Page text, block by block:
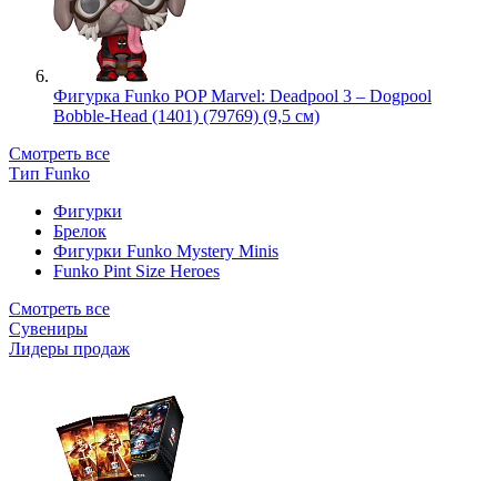
Фигурка Funko POP Marvel: Deadpool 3 – Dogpool
Bobble-Head (1401) (79769) (9,5 см)
Смотреть все
Тип Funko
Фигурки
Брелок
Фигурки Funko Mystery Minis
Funko Pint Size Heroes
Смотреть все
Сувениры
Лидеры продаж